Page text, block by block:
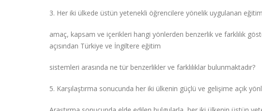
3. Her iki ülkede üstün yetenekli öğrencilere yönelik uygulanan
amaç, kapsam ve içerikleri hangi yönlerden benzerlik ve farklılık
açısından Türkiye ve İngiltere eğitim
sistemleri arasında ne tür benzerlikler ve farklılıklar bulunmaktadır?
5. Karşılaştırma sonucunda her iki ülkenin güçlü ve gelişime açık